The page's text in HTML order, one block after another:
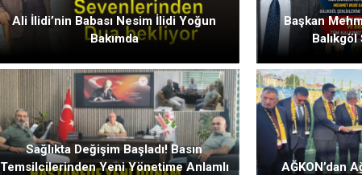
Ali İlidi’nin Babası Nesim İlidi Yoğun
Bakımda
Başkan
Sağlıkta Değişim Başladı! Basın
Temsilcilerinden Yeni Yönetime Anlamlı
AĞKON’dan